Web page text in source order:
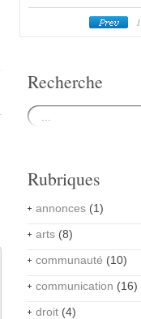
1
Recherche
Rubriques
annonces (1)
arts (8)
communauté (10)
communication (16)
droit (4)